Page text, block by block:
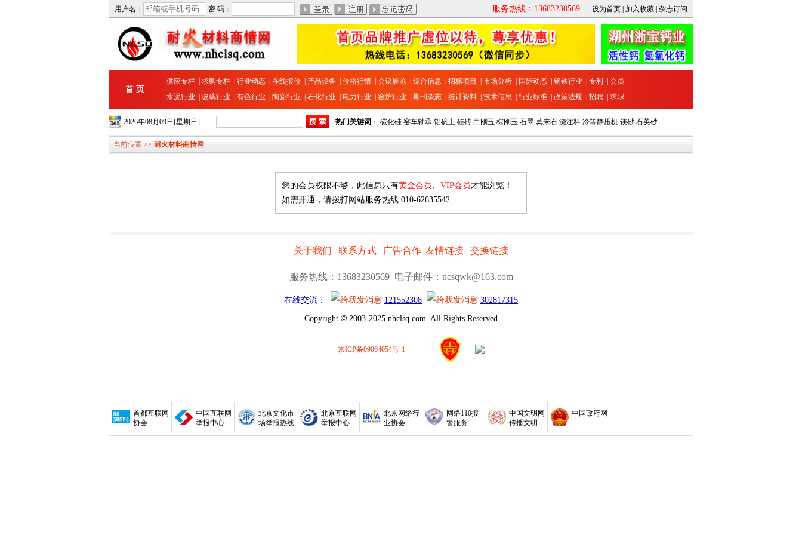
用户名： 密 码： 服务热线：13683230569 设为首页 加入收藏 杂志订阅
首 页
供应专栏 求购专栏 行业动态 在线报价 产品设备 价格行情 会议展览 综合信息 招标项目 市场分析 国际动态 钢铁行业 专利
会员
水泥行业
玻璃行业 有色行业 陶瓷行业 石化行业 电力行业 窑炉行业 期刊杂志 统计资料 技术信息 行业标准 政策法规 招聘 求职
2026年08月09日[星期日] 热门关键词 ： 碳化硅 窑车轴承 铝矾土 硅砖 白刚玉 棕刚玉 石墨 莫来石 浇注料 冷等静压机 镁砂 石英砂
当前位置 >> 耐火材料商情网
您的会员权限不够，此信息只有黄金会员、 VIP会员才能浏览！
如需开通，请拨打网站服务热线 010-62635542
关于我们 | 联系方式 | 广告合作| 友情链接 | 交换链接
服务热线：13683230569 电子邮件：ncsqwk@163.com
在线交流： 121552308 302817315
Copyright © 2003-2025 nhclsq.com All Rights Reserved
京ICP备09064054号-1
首都互联网
协会
中国互联网
举报中心
北京文化市
场举报热线
北京互联网
举报中心
北京网络行
业协会
网络110报
警服务
中国文明网
传播文明
中国政府网